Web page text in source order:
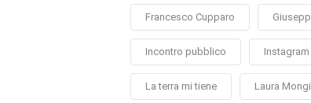
Francesco Cupparo
Incontro pubblico Instagram
La terra mi tiene Laura